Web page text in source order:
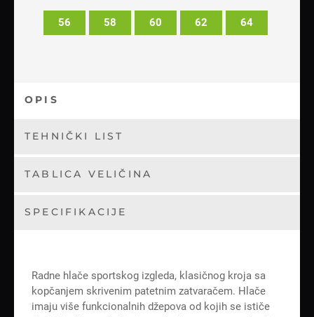
56 58 60 62 64
OPIS
TEHNIČKI LIST
TABLICA VELIČINA
SPECIFIKACIJE
Radne hlače sportskog izgleda, klasičnog kroja sa
kopčanjem skrivenim patetnim zatvaračem. Hlače
imaju više funkcionalnih džepova od kojih se ističe